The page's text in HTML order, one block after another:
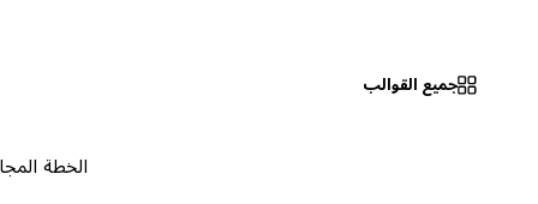
جميع القوالب
الخطة المجانية ٠